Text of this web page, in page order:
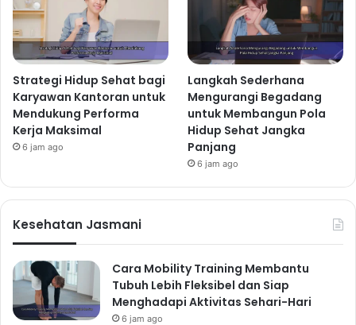
Strategi Hidup Sehat bagi
Karyawan Kantoran untuk
Mendukung Performa
Kerja Maksimal
6 jam ago
Langkah Sederhana
Mengurangi Begadang
untuk Membangun Pola
Hidup Sehat Jangka
Panjang
6 jam ago
Kesehatan Jasmani
Cara Mobility Training Membantu
Tubuh Lebih Fleksibel dan Siap
Menghadapi Aktivitas Sehari-Hari
6 jam ago